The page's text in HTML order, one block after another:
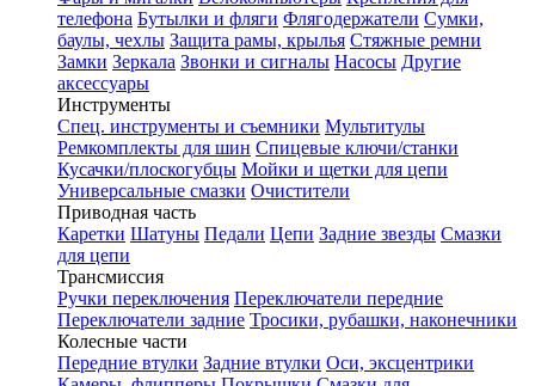
телефона Бутылки и фляги Флягодержатели Сумки,
баулы, чехлы Защита рамы, крылья Стяжные ремни
Замки Зеркала Звонки и сигналы Насосы Другие
аксессуары
Инструменты
Спец. инструменты и съемники Мультитулы
Ремкомплекты для шин Спицевые ключи/станки
Кусачки/плоскогубцы Мойки и щетки для цепи
Универсальные смазки Очистители
Приводная часть
Каретки Шатуны Педали Цепи Задние звезды Смазки
для цепи
Трансмиссия
Ручки переключения Переключатели передние
Переключатели задние Тросики, рубашки, наконечники
Колесные части
Передние втулки Задние втулки Оси, эксцентрики